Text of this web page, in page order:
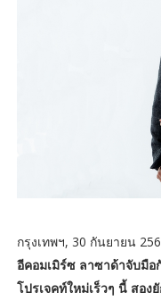
กรุงเทพฯ, 30 กันยายน
อีคอมเมิร์ซ ลาซาด้าจับมือ
โปรเจคท์ใหม่เร็วๆ นี้ สอง